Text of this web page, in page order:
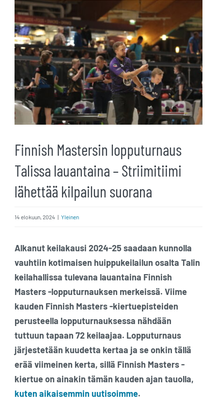
Katso
kuvaa
isompana
Finnish Mastersin lopputurnaus
Talissa lauantaina – Striimitiimi
lähettää kilpailun suorana
14 elokuun, 2024 | Yleinen
Alkanut keilakausi 2024-25 saadaan kunnolla
vauhtiin kotimaisen huippukeilailun osalta Talin
keilahallissa tulevana lauantaina Finnish
Masters -lopputurnauksen merkeissä. Viime
kauden Finnish Masters -kiertuepisteiden
perusteella lopputurnauksessa nähdään
tuttuun tapaan 72 keilaajaa. Lopputurnaus
järjestetään kuudetta kertaa ja se onkin tällä
erää viimeinen kerta, sillä Finnish Masters -
kiertue on ainakin tämän kauden ajan tauolla,
kuten aikaisemmin uutisoimme.